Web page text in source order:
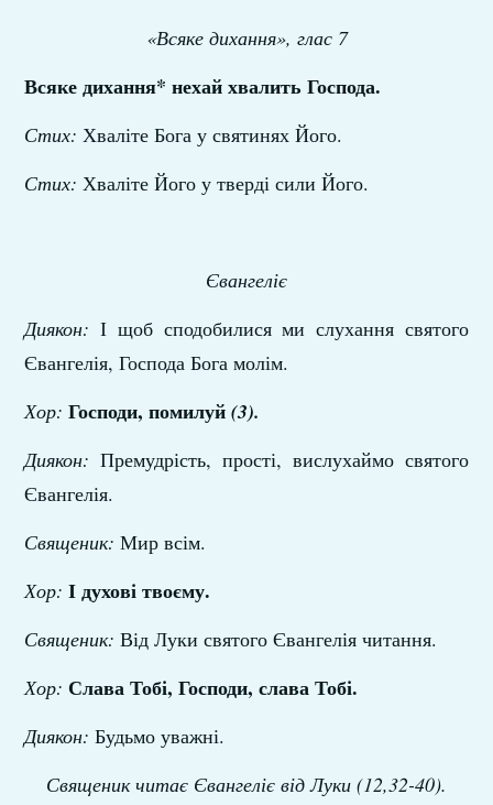
«Всяке дихання», глас 7
Всяке дихання* нехай хвалить Господа.
Стих: Хваліте Бога у святинях Його.
Стих: Хваліте Його у тверді сили Його.
Євангеліє
Диякон: І щоб сподобилися ми слухання святого
Євангелія, Господа Бога молім.
Хор: Господи, помилуй (3).
Диякон: Премудрість, прості, вислухаймо святого
Євангелія.
Священик: Мир всім.
Хор: І духові твоєму.
Священик: Від Луки святого Євангелія читання.
Хор: Слава Тобі, Господи, слава Тобі.
Диякон: Будьмо уважні.
Священик читає Євангеліє від Луки (12,32-40).